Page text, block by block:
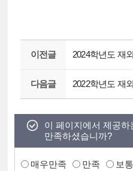
이전글
다음글
이 페이지에서 제공
만족하셨습니까?
매우만족 만족 보통